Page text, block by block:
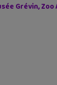
Grévin,